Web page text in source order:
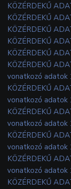
KÖZÉRDEKŰ
KÖZÉRDEKŰ
KÖZÉRDEKŰ
KÖZÉRDEKŰ
KÖZÉRDEKŰ
KÖZÉRDEKŰ
vonatkozó adatok
KÖZÉRDEKŰ
vonatkozó adatok
KÖZÉRDEKŰ
vonatkozó adatok
KÖZÉRDEKŰ
vonatkozó adatok
KÖZÉRDEKŰ
vonatkozó adatok
KÖZÉRDEKŰ